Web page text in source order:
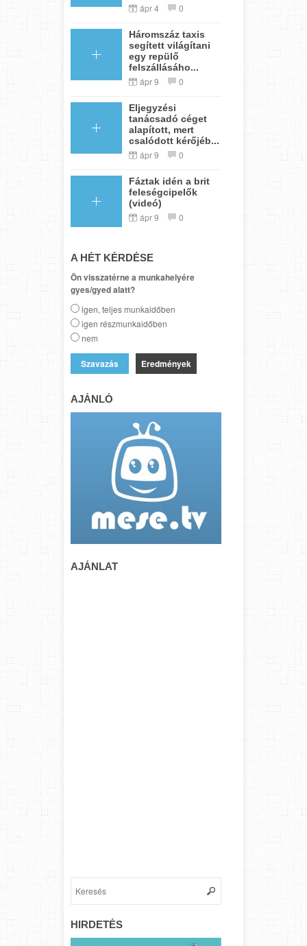
ápr 4 0
Háromszáz taxis
segített világítani
egy repülő
felszállásáho...
ápr 9 0
Eljegyzési
tanácsadó céget
alapított, mert
csalódott kérőjéb...
ápr 9 0
Fáztak idén a brit
feleségcipelők
(videó)
ápr 9 0
A HÉT KÉRDÉSE
Ön visszatérne a munkahelyére
gyes/gyed alatt?
igen, teljes munkaidőben
igen részmunkaidőben
nem
Eredmények
AJÁNLÓ
AJÁNLAT
HIRDETÉS